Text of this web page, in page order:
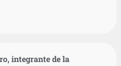
integrante de la